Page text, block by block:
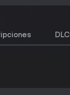
DLC